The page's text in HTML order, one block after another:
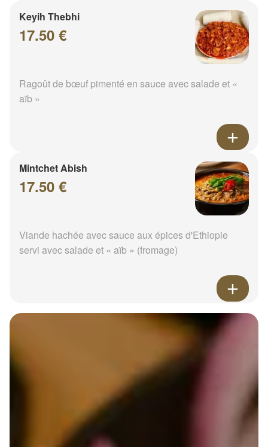
Keyih Thebhi
17.50 €
Ragoût de bœuf pimenté en sauce avec salade et «
aïb »
Mintchet Abish
17.50 €
Viande hachée avec sauce aux épices d'Ethiopie
servi avec salade et « aïb » (fromage)